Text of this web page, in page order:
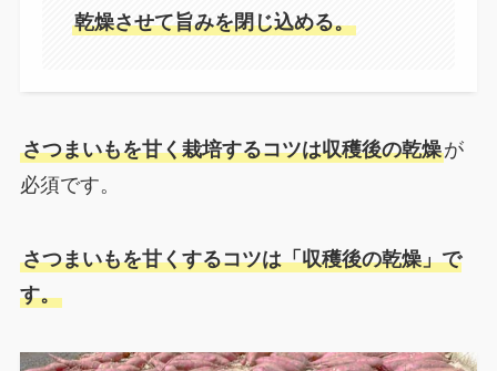
乾燥させて旨みを閉じ込める。
さつまいもを甘く栽培するコツは収穫後の乾燥が
必須です。
さつまいもを甘くするコツは「収穫後の乾燥」で
す。